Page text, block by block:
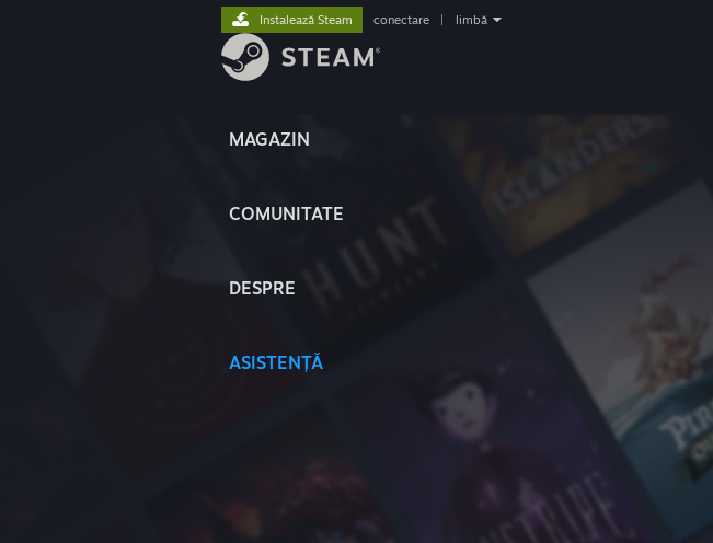
MAGAZIN
COMUNITATE
DESPRE
ASISTENȚĂ
Instalează Steam conectare limbă